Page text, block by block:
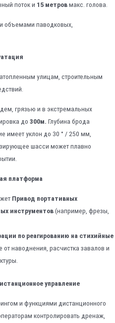
поток и 15 метровмакс. голова.
объемами паводковых,
улицам, строительным
грязью и в экстремальных
до 300м. Глубина брода
имеет уклон до 30 ° / 250 мм,
шасси может плавно
платформа
Привод портативных
инструментов(например, фрезы,
по реагированию на стихийные
от наводнения, расчистка завалов и
управление
и функциями дистанционного
контролировать дренаж,